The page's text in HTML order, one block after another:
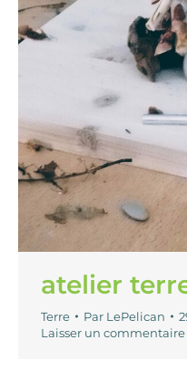
atelier
Terre Par LePelican
Laisser un commentaire